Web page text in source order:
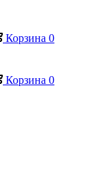
Корзина 0
Корзина 0